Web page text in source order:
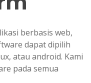
berbasis web,
dapat dipilih
atau android. Kami
pada semua